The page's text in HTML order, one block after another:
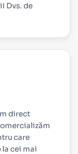
Dvs. de
direct
care
cei mai